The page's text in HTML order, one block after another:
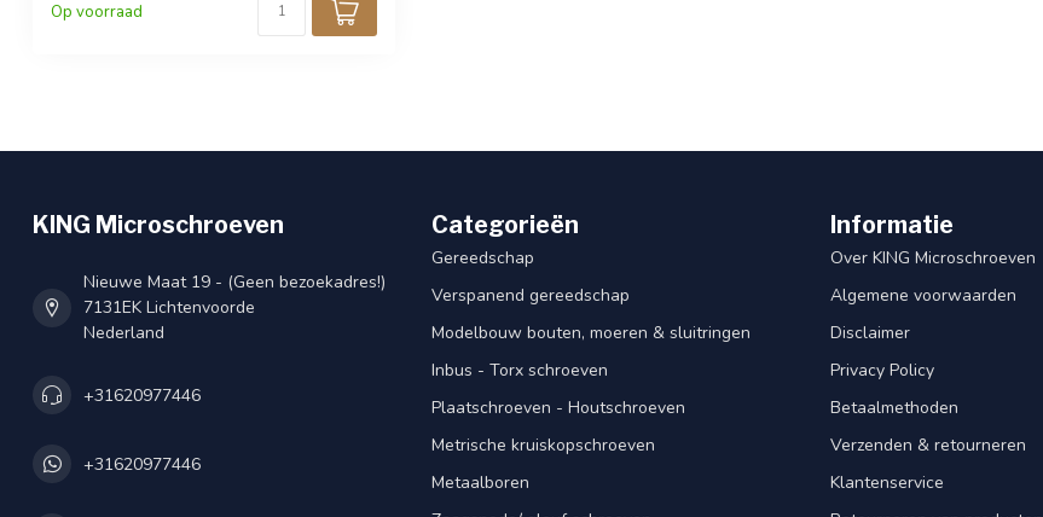
Op voorraad
KING Microschroeven
Nieuwe Maat 19 - (Geen bezoekadres!)
7131EK Lichtenvoorde
Nederland
+31620977446
+31620977446
Categorieën
Gereedschap
Verspanend gereedschap
Modelbouw bouten, moeren & sluitringen
Inbus - Torx schroeven
Plaatschroeven - Houtschroeven
Metrische kruiskopschroeven
Metaalboren
Informatie
Over KING Microschroeven
Algemene voorwaarden
Disclaimer
Privacy Policy
Betaalmethoden
Verzenden & retourneren
Klantenservice